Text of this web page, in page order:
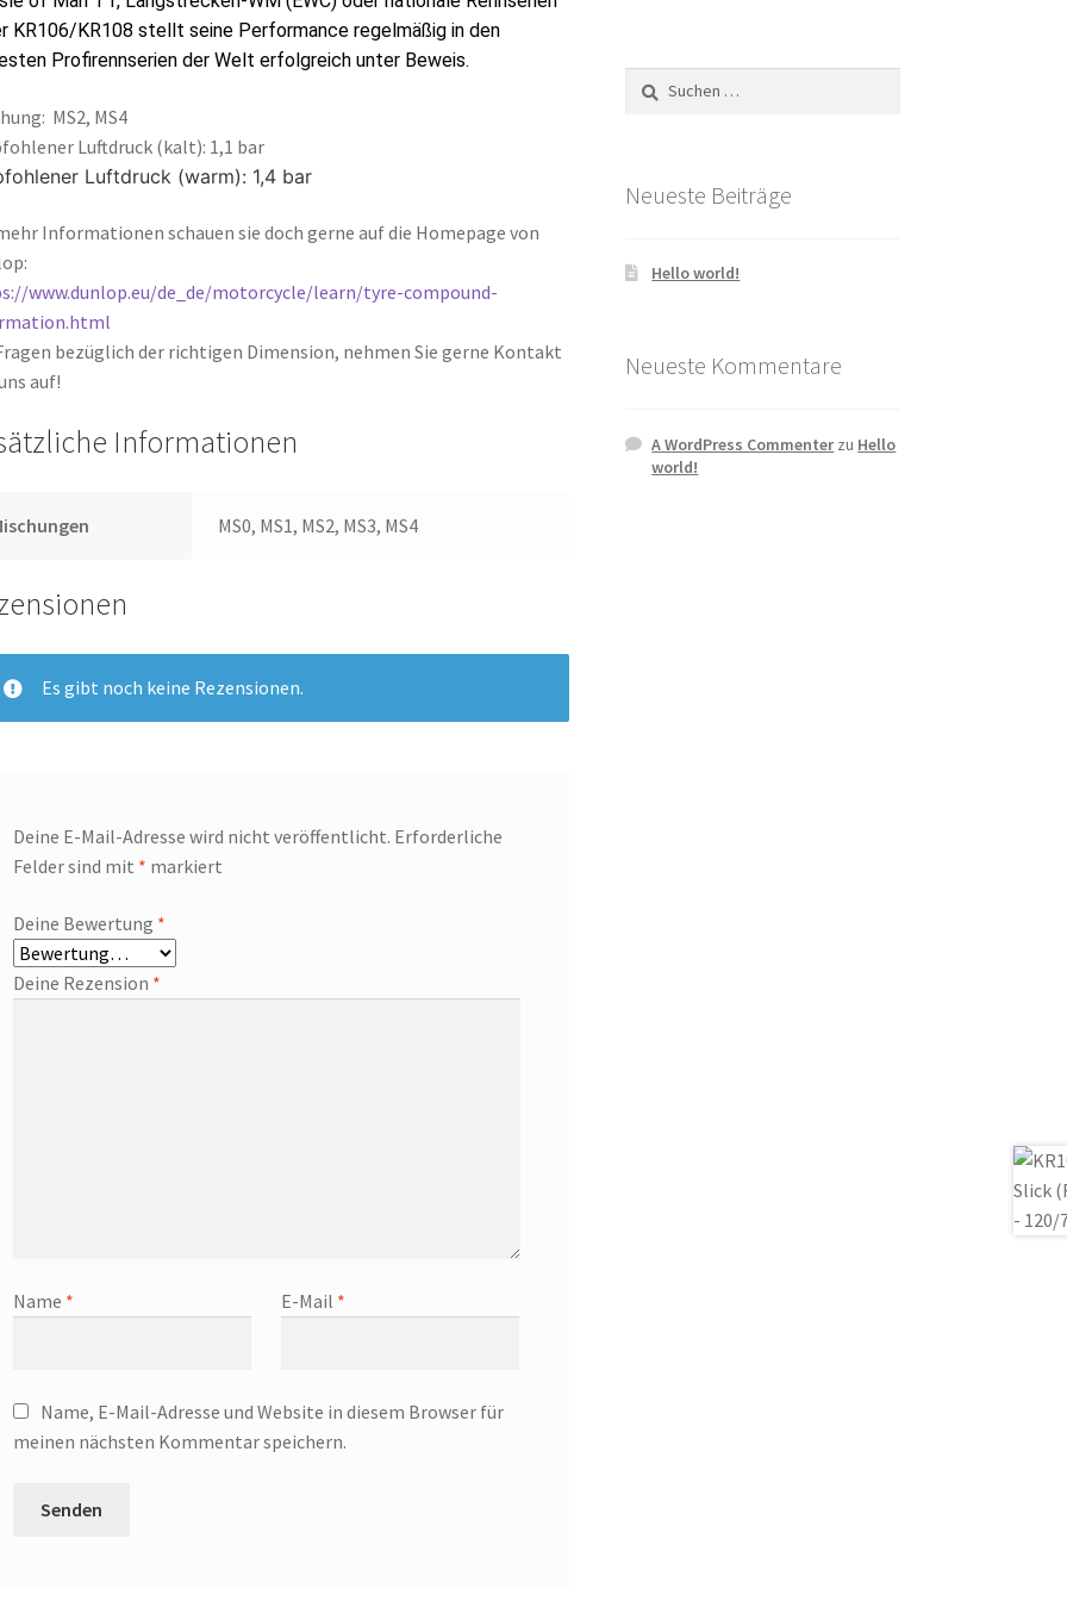
KR106/KR108 stellt seine Performance regelmäßig in den
Profirennserien der Welt erfolgreich unter Beweis.
MS2, MS4
Luftdruck (kalt): 1,1 bar
Luftdruck (warm): 1,4 bar
Informationen schauen sie doch gerne auf die Homepage von
www.dunlop.eu/de_de/motorcycle/learn/tyre-compound-
bezüglich der richtigen Dimension, nehmen Sie gerne Kontakt
auf!
Informationen
MS0, MS1, MS2, MS3, MS4
Es gibt noch keine Rezensionen.
Deine E-Mail-Adresse wird nicht veröffentlicht. Erforderliche
Felder sind mit * markiert
Deine Bewertung *
Deine Rezension *
Name * E-Mail *
Name, E-Mail-Adresse und Website in diesem Browser für
meinen nächsten Kommentar speichern.
Suchen
nach:
Neueste Beiträge
Hello world!
Neueste Kommentare
A WordPress Commenterzu Hello
world!